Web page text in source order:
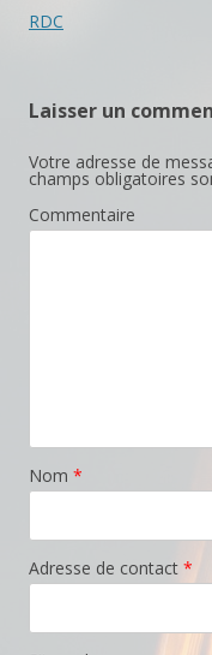
des
RDC
Laisser un
Votre adresse de
champs obligatoires
Commentaire
Nom *
Adresse de contact *